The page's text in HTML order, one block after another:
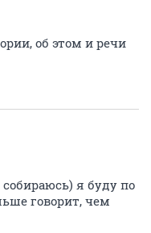
об этом и речи
я буду по
говорит, чем